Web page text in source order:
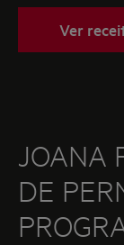
Ver
JOANA
DE